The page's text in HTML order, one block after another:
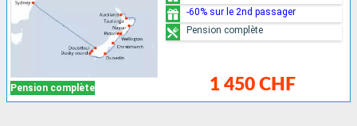
Pension complète 1 450 CHF
-60% sur le 2nd passager
Pension complète